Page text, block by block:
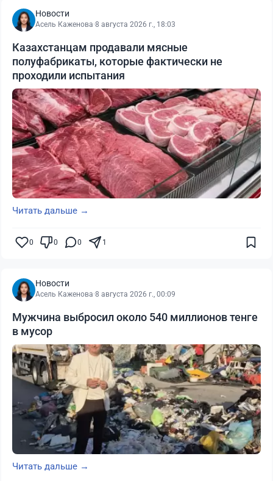
Новости
Асель Каженова·8 августа 2026 г., 18:03
Казахстанцам продавали мясные
полуфабрикаты, которые фактически не
проходили испытания
Читать дальше →
0 0 0 1
Новости
Асель Каженова·8 августа 2026 г., 00:09
Мужчина выбросил около 540 миллионов тенге
в мусор
Читать дальше →